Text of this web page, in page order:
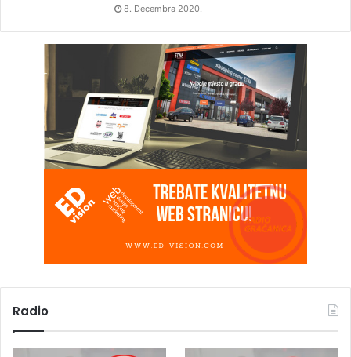
8. Decembra 2020.
Radio